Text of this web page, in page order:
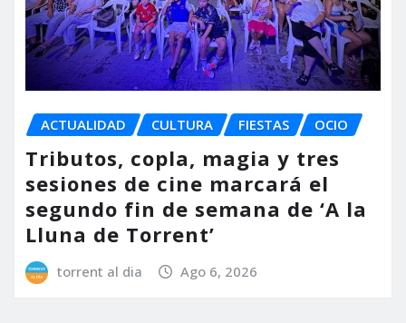
ACTUALIDAD CULTURA FIESTAS OCIO
Tributos, copla, magia y tres
sesiones de cine marcará el
segundo fin de semana de ‘A la
Lluna de Torrent’
torrent al dia Ago 6, 2026